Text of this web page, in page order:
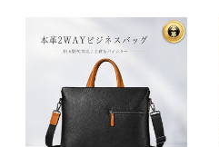
ルレザー ブランド 旅行 カ
バン アウトドア 通学 通勤
男女兼用 レディース 3Qe
e 大きめ 軽い ギフト プレ
ゼント 父の日 旦那 20代
30代 40代 3Qee 576326
_ee